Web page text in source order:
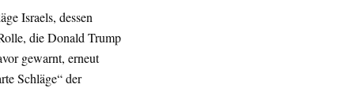
Israels, dessen
die Donald Trump
gewarnt, erneut
Schläge“ der